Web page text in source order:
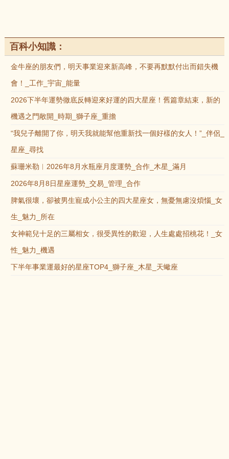
百科小知識：
金牛座的朋友們，明天事業迎來新高峰，不要再默默付出而錯失機
會！_工作_宇宙_能量
2026下半年運勢徹底反轉迎來好運的四大星座！舊篇章結束，新的
機遇之門敞開_時期_獅子座_重擔
“我兒子離開了你，明天我就能幫他重新找一個好樣的女人！”_伴侶_
星座_尋找
蘇珊米勒︱2026年8月水瓶座月度運勢_合作_木星_滿月
2026年8月8日星座運勢_交易_管理_合作
脾氣很壞，卻被男生寵成小公主的四大星座女，無憂無慮沒煩惱_女
生_魅力_所在
女神範兒十足的三屬相女，很受異性的歡迎，人生處處招桃花！_女
性_魅力_機遇
下半年事業運最好的星座TOP4_獅子座_木星_天蠍座